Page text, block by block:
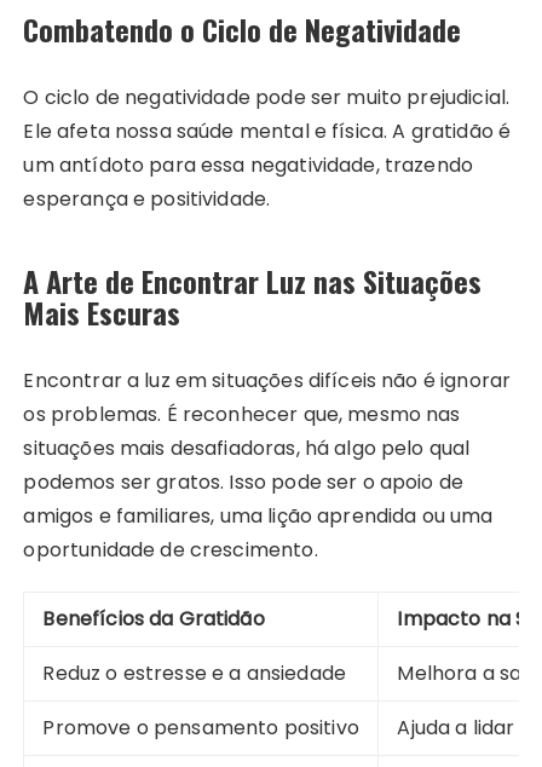
Combatendo o Ciclo de Negatividade
O ciclo de negatividade pode ser muito prejudicial.
Ele afeta nossa saúde mental e física. A gratidão é
um antídoto para essa negatividade, trazendo
esperança e positividade.
A Arte de Encontrar Luz nas Situações
Mais Escuras
Encontrar a luz em situações difíceis não é ignorar
os problemas. É reconhecer que, mesmo nas
situações mais desafiadoras, há algo pelo qual
podemos ser gratos. Isso pode ser o apoio de
amigos e familiares, uma lição aprendida ou uma
oportunidade de crescimento.
Benefícios da Gratidão
Impacto na
Reduz o estresse e a ansiedade
Melhora a
Promove o pensamento positivo
Ajuda a lidar